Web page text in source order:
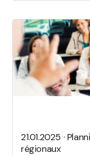
21.01.2025 ·
régionaux